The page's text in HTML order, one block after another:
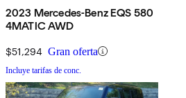
2023 Mercedes-Benz EQS 580
4MATIC AWD
$51,294 Gran oferta
Incluye tarifas de conc.